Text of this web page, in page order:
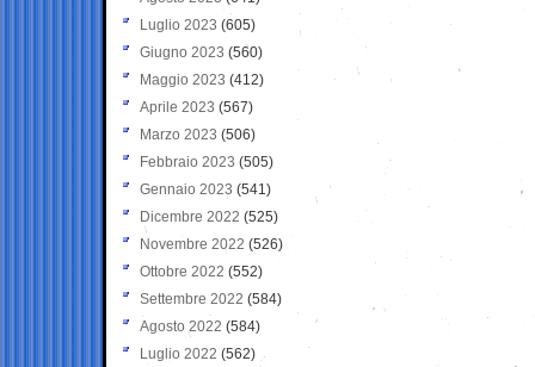
Luglio 2023 (605)
Giugno 2023 (560)
Maggio 2023 (412)
Aprile 2023 (567)
Marzo 2023 (506)
Febbraio 2023 (505)
Gennaio 2023 (541)
Dicembre 2022 (525)
Novembre 2022 (526)
Ottobre 2022 (552)
Settembre 2022 (584)
Agosto 2022 (584)
Luglio 2022 (562)